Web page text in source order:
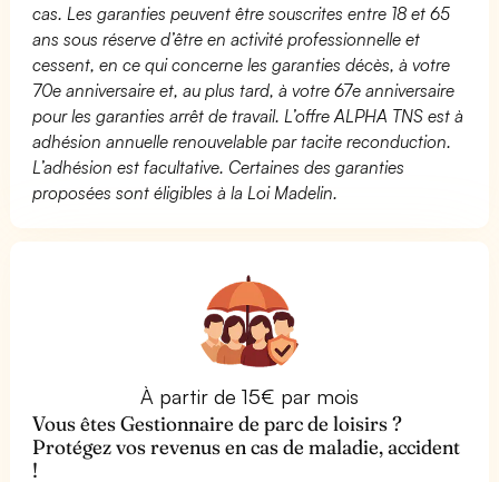
cas. Les garanties peuvent être souscrites entre 18 et 65
ans sous réserve d’être en activité professionnelle et
cessent, en ce qui concerne les garanties décès, à votre
70e anniversaire et, au plus tard, à votre 67e anniversaire
pour les garanties arrêt de travail. L’offre ALPHA TNS est à
adhésion annuelle renouvelable par tacite reconduction.
L’adhésion est facultative. Certaines des garanties
proposées sont éligibles à la Loi Madelin.
À partir de 15€ par mois
Vous êtes Gestionnaire de parc de loisirs ?
Protégez vos revenus en cas de maladie, accident
!